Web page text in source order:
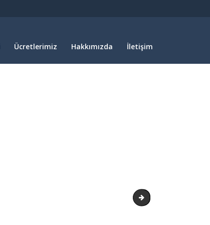
Ücretlerimiz Hakkımızda İletişim
P6040515